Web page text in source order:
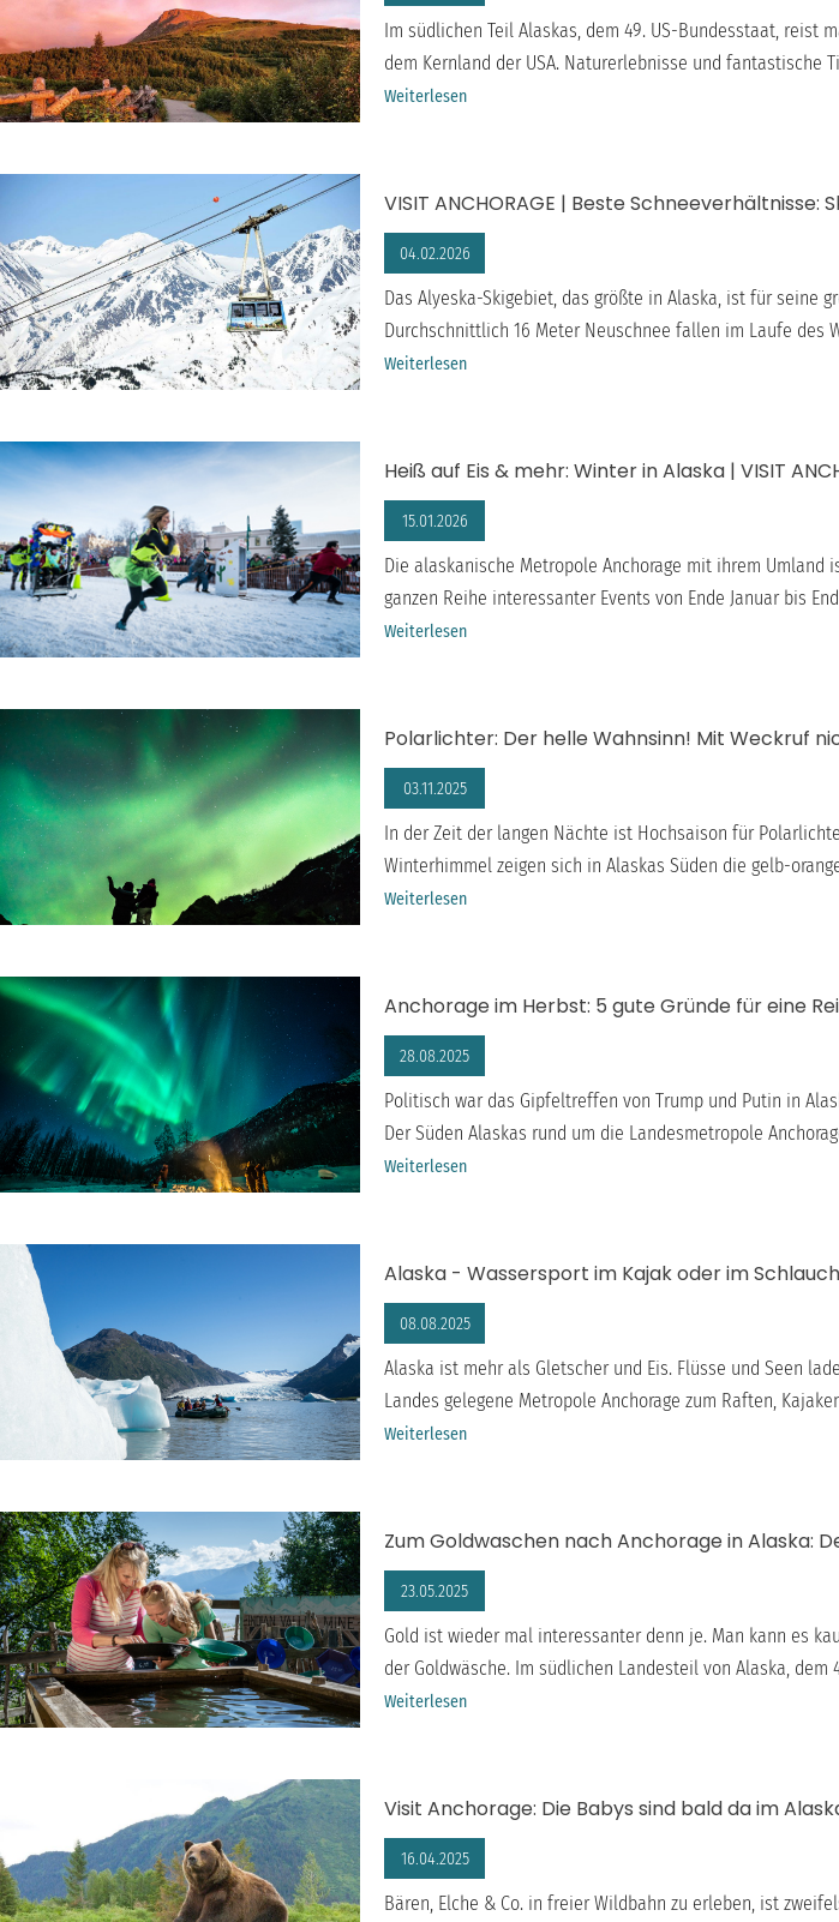
ANCHORAGE
Im südlichen Teil Alaskas, dem 49. US-Bundesstaat, reist
dem Kernland der USA. Naturerlebnisse und fantastische
Weiterlesen
VISIT ANCHORAGE | Beste Schneeverhältnisse:
04.02.2026
Das Alyeska-Skigebiet, das größte in Alaska, ist für seine
Durchschnittlich 16 Meter Neuschnee fallen im Laufe des
Weiterlesen
Heiß auf Eis & mehr: Winter in Alaska | VISIT
15.01.2026
Die alaskanische Metropole Anchorage mit ihrem
ganzen Reihe interessanter Events von Ende Januar bis
Weiterlesen
Polarlichter: Der helle Wahnsinn! Mit Weckruf
03.11.2025
In der Zeit der langen Nächte ist Hochsaison für
Winterhimmel zeigen sich in Alaskas Süden die gelb-
Weiterlesen
Anchorage im Herbst: 5 gute Gründe für eine
28.08.2025
Politisch war das Gipfeltreffen von Trump und Putin in
Der Süden Alaskas rund um die Landesmetropole
Weiterlesen
Alaska - Wassersport im Kajak oder im
08.08.2025
Alaska ist mehr als Gletscher und Eis. Flüsse und Seen
Landes gelegene Metropole Anchorage zum Raften,
Weiterlesen
Zum Goldwaschen nach Anchorage in Alaska:
23.05.2025
Gold ist wieder mal interessanter denn je. Man kann es
der Goldwäsche. Im südlichen Landesteil von Alaska, dem
Weiterlesen
Visit Anchorage: Die Babys sind bald da im
16.04.2025
Bären, Elche & Co. in freier Wildbahn zu erleben, ist